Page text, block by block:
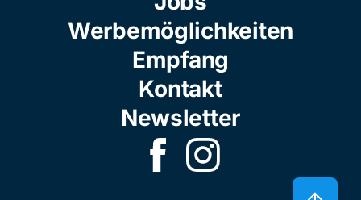
Werbemöglichkeiten
Empfang
Kontakt
Newsletter